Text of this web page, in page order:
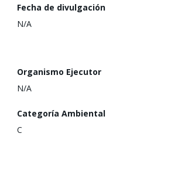
Fecha de divulgación
N/A
Organismo Ejecutor
N/A
Categoría Ambiental
C